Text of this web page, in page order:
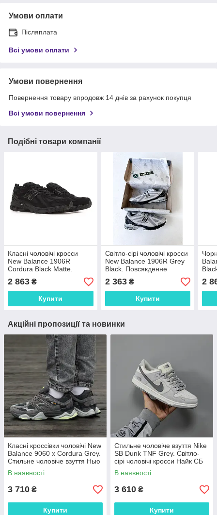
Умови оплати
Післяплата
Всі умови оплати
Умови повернення
Повернення товару впродовж 14 днів за рахунок покупця
Всі умови повернення
Подібні товари компанії
Класні чоловічі кросси
New Balance 1906R
Cordura Black Matte.
Чорне чоловіче взуття
Нью Беленс 1906R.
2 863 ₴
Купити
Світло-сірі чоловічі кросси
New Balance 1906R Grey
Black. Повсякденне
чоловіче взуття Нью
Беленс 1906R.
2 363₴
Купити
2
Акційні пропозиції та новинки
Класні кроссівки чоловічі New
Balance 9060 x Cordura Grey.
Стильне чоловіче взуття Нью
Беленс 9060.
В наявності
3 710 ₴
Купити
Стильне чоловіче взуття Nike
SB Dunk TNF Grey. Світло-
сірі чоловічі кросси Найк СБ
Данк.
В наявності
3 610 ₴
Купити